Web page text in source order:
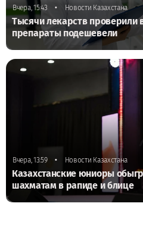
Вчера, 15:43 • Новости Казахстана
Тысячи лекарств проверили
препараты подешевели
Вчера, 13:59 • Новости Казахстана
Казахстанские юниоры
шахматам в рапиде и блице